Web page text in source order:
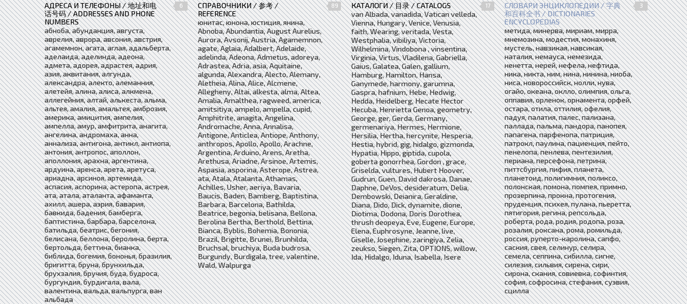
АДРЕСА И ТЕЛЕФОНЫ / 地址和电
话号码 / ADDRESSES AND PHONE
NUMBERS
6
абноба, абунданция, августа,
аврелия, аврора, авсония, австрия,
агамемнон, агата, аглая, адальберта,
аделаида, аделинда, адеона,
адмета, адорея, адрастея, адрия,
азия, аквитания, алгунда,
александра, алекто, алеманния,
алетейя, алина, алиса, алкмена,
аллегейния, алтай, алькеста, альма,
альтея, амалия, амальтея, амброзия,
америка, амицития, ампелия,
ампелла, амур, амфитрита, анагита,
ангелина, андромаха, анна,
аннализа, антигона, антикл, антиопа,
антония, антропос, аполлон,
аполлония, арахна, аргентина,
ардуина, аренса, арета, аретуса,
ариадна, арсиноя, артемида,
аспасия, аспорина, астеропа, астрея,
ата, атала, аталанта, афаманта,
ахилл, ашера, аэрия, бавария,
бавкида, бадения, бамберга,
баптистина, барбара, барселона,
батильда, беатрис, бегония,
белисана, беллона, беролина, берта,
бертольда, беттина, бианка,
библида, богемия, бононья, бразилия,
бригитта, бруна, брунхильда,
брухзалия, бручия, буда, будроса,
бургундия, бурдигала, вала,
валентина, вальда, вальпурга, ван
альбада
СПРАВОЧНИКИ / 参考 /
REFERENCE
89
юнитас, юнона, юстиция, янина,
Abnoba, Abundantia, August Aurelius,
Aurora, Avsonij, Austria, Agamemnon,
agate, Aglaia, Adalbert, Adelaide,
adelinda, Adeona, Admetus, adoreya,
Adrastea, Adria, asia, Aquitaine,
algunda, Alexandra, Alecto, Alemany,
Aletheia, Alina, Alice, Alcmene,
Allegheny, Altai, alkesta, alma, Altea,
Amalia, Amalthea, ragweed, america,
amitsitiya, ampelo, ampella, cupid,
Amphitrite, anagita, Angelina,
Andromache, Anna, Annalisa,
Antigone, Anticlea, Antiope, Anthony,
anthropos, Apollo, Apollo, Arachne,
Argentina, Arduino, Arens, Aretha,
Arethusa, Ariadne, Arsinoe, Artemis,
Aspasia, asporina, Asterope, Astrea,
ata, Atala, Atalanta, Athamas,
Achilles, Usher, aeriya, Bavaria,
Baucis, Baden, Bamberg, Baptistina,
Barbara, Barcelona, ​​Bathilda,
Beatrice, begonia, belisana, Bellona,
Berolina Bertha, Berthold, Bettina,
Bianca, Byblis, Bohemia, Bononia,
Brazil, Brigitte, Brunei, Brunhilda,
Bruchsal, bruchiya, Buda budrosa,
Burgundy, Burdigala, tree, valentine,
Wald, Walpurga
КАТАЛОГИ / 目录 / CATALOGS 17
van Albada, vanadida, Vatican velleda,
Vienna, Hungary, Venice, Venusia,
faith, Wearing, veritada, Vesta,
Westphalia, vibiliya, Victoria,
Wilhelmina, Vindobona , vinsentina,
Virginia, Virtus, Vladilena, Gabriella,
Gaius, Galatea, Galen, gallium,
Hamburg, Hamilton, Hansa,
Ganymede, harmony, garumna,
Gaspra, hafnium, Hebe, Hedwig,
Hedda, Heidelberg, Hecate Hector
Hecuba, Henrietta Genoa, geometry,
George, ger, Gerda, Germany,
germenariya, Hermes, Hermione,
Hersilia, Hertha, hercynite, Hesperia,
Hestia, hybrid, gig, hidalgo, gizmonda,
Hypatia, Hippo, giptida, cupola,
goberta gonorrhea, Gordon , grace,
Griselda, vultures, Hubert Hoover,
Gudrun, Guen, David dakrosa, Danae,
Daphne, DeVos, desideratum, Delia,
Dembowski, Deianira, Geraldine,
Diana, Dido, Dick, dynamite, dione,
Diotima, Dodona, Doris Dorothea,
thrush deopeya, Eve, Eugene, Europe,
Elena, Euphrosyne, Jeanne, live,
Giselle, Josephine, zaringiya, Zelia,
zeukso, Siegen, Zita, OPTIONS, willow,
Ida, Hidalgo, Iduna, Isabella, Isere
СЛОВАРИ ЭНЦИКЛОПЕДИИ / 字典
和百科全书 / DICTIONARIES
ENCYCLOPEDIAS
3
метида, минерва, мириам, мирра,
мнемозина, модестия, монахиня,
мустель, навзикая, навсикая,
наталия, немауса, немезида,
ненетта, нерей, нефела, нефтида,
ника, никта, ним, нина, нинина, ниоба,
ниса, новороссийск, нолли, нува,
огайо, океана, оклло, олимпия, ольга,
оппавия, орленок, орнамента, орфей,
остара, отила, оттилия, офелия,
падуя, палатия, палес, пализана,
паллада, пальма, пандора, панопея,
папагена, парфенопа, патриция,
патрокл, паулина, пациенция, пейто,
пенелопа, пенлева, пентезилия,
периана, персефона, петрина,
питтсбургия, пифия, планета,
планетоид, полигимния, поликсо,
полонская, помона, помпея, примно,
прозерпина, прокна, протогения,
пруденция, психея, пулана, пьеретта,
пятигория, регина, репсольда,
роберта, рода, родия, родопа, роза,
розалия, роксана, рома, ромильда,
россия, руперто-каролина, сапфо,
саския, свея, селинур, селира,
семела, сеппина, сибилла, сигне,
силезия, сильвия, сирена, сири,
сирона, скания, совиевка, софинтия,
софия, софросина, стефания, суэвия,
сцилла